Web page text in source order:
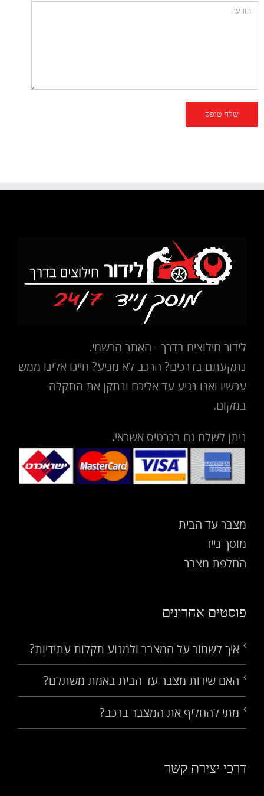
לידור חילוצים בדרך - האתר הרשמי.
נתקעתם בדרכים? הרכב לא מניע? חייגו אלינו ממש
עכשיו ואנו נגיע עד אליכם ונתקן את התקלה
במקום.
ניתן לשלם גם בכרטיס אשראי.
מצבר עד הבית
מוסך נייד
החלפת מצבר
פוסטים אחרונים
איך לשמור על המצבר ולמנוע תקלות עתידיות?
האם שירות מצבר עד הבית באמת משתלם?
מתי להחליף את המצבר ברכב?
דרכי יצירת קשר